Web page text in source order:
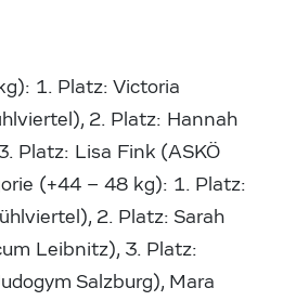
1. Platz: Victoria
2. Platz: Hannah
Platz: Lisa Fink (ASKÖ
(+44 – 48 kg): 1. Platz:
2. Platz: Sarah
Leibnitz), 3. Platz:
Salzburg), Mara